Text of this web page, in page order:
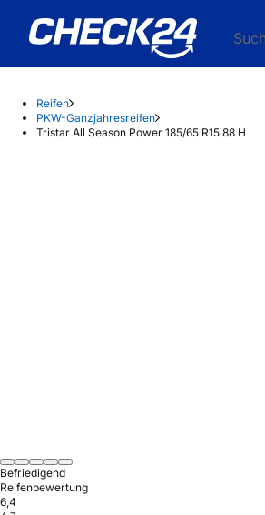
Reifen
PKW-Ganzjahresreifen
Tristar All Season Power 185/65 R15 88 H
Befriedigend
Reifenbewertung
6,4